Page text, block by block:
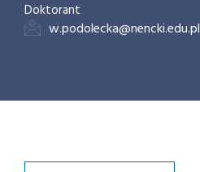
Doktorant
w.podolecka@nencki.edu.pl